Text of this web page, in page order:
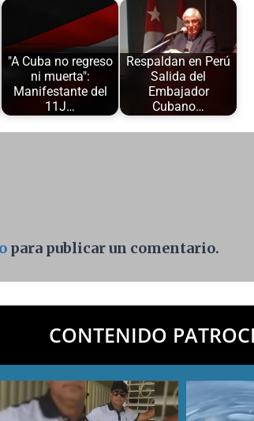
"A Cuba no regreso
ni muerta":
Manifestante del
11J…
Respaldan en Perú
Salida del
Embajador
Cubano…
para publicar un comentario.
CONTENIDO